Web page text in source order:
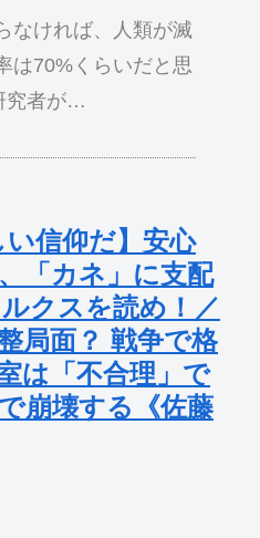
なければ、人類が滅
は70%くらいだと思
究者が…
い信仰だ】安心
「カネ」に支配
クスを読め！／
局面？ 戦争で格
は「不合理」で
崩壊する《佐藤